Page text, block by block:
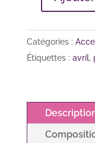
quantité
Pierre
ponce
Catégories :
Étiquettes : avril,